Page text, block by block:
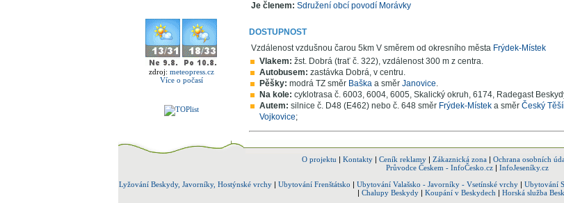
zdroj: meteopress.cz
Více o počasí
Je členem: Sdružení obcí povodí Morávky
DOSTUPNOST
Vzdálenost vzdušnou čarou 5km V směrem od okresního města Frýdek-Místek
Vlakem: žst. Dobrá (trať č. 322), vzdálenost 300 m z centra.
Autobusem: zastávka Dobrá, v centru.
Pěšky: modrá TZ směr Baškaa směr Janovice.
Na kole: cyklotrasa č. 6003, 6004, 6005, Skalický okruh, 6174, Radegast
Autem: silnice č. D48 (E462) nebo č. 648 směr Frýdek-Místeka směr Český
Vojkovice;
O projektu | Kontakty| Ceník reklamy| Zákaznická zona| Ochrana osobních
Průvodce Českem - InfoČesko.cz | InfoJeseníky.cz
Lyžování Beskydy, Javorníky, Hostýnské vrchy | Ubytování Frenštátsko | Ubytování Valašsko - Javorníky - Vsetínské vrchy | Ubytování
| Chalupy Beskydy | Koupání v Beskydech | Horská služba